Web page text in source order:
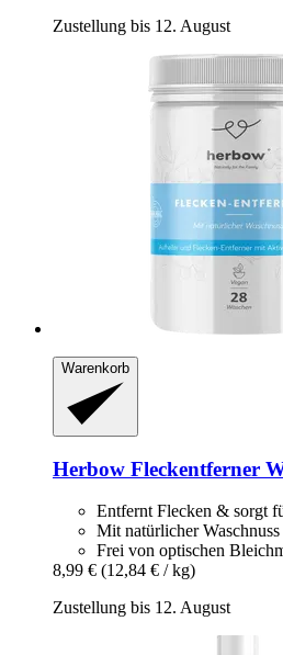
Zustellung bis 12. August
Warenkorb
Herbow Fleckentferner
Entfernt Flecken & sorgt
Mit natürlicher Waschnuss
Frei von optischen
8,99 € (12,84 € / kg)
Zustellung bis 12. August